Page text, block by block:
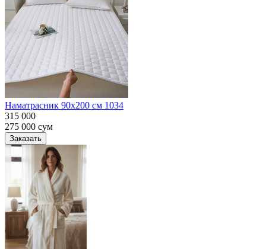
Наматрасник 90х200 см 1034
315 000
275 000 сум
Заказать